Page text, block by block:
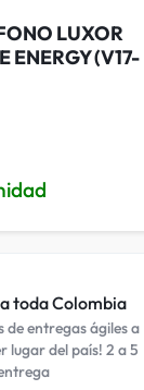
LUXOR
ENERGY (V17-
toda Colombia
de entregas ágiles a
lugar del país! 2 a 5